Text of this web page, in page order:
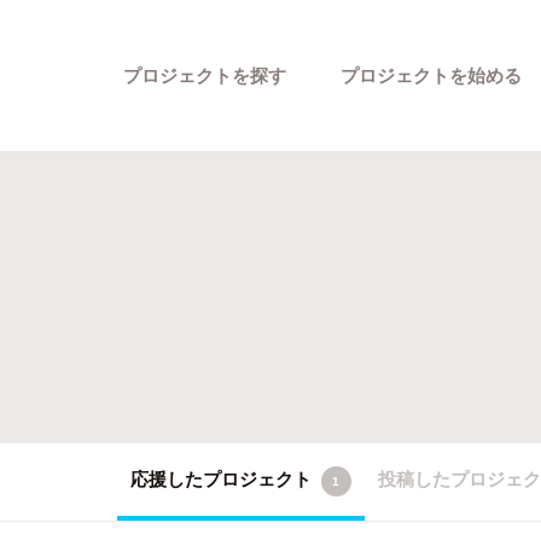
プロジェクトを探す プロジェクトを始める
応援したプロジェクト 1 投稿したプロジェ